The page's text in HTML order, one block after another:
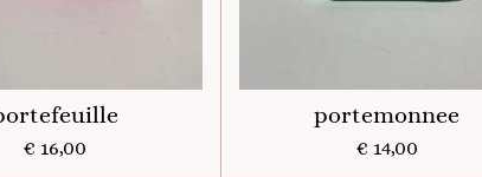
€ 16,00
portemonnee
€ 14,00